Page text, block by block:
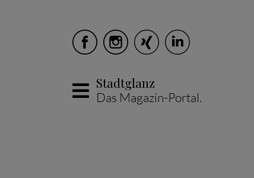
Stadtglanz
Das Magazin-Portal.